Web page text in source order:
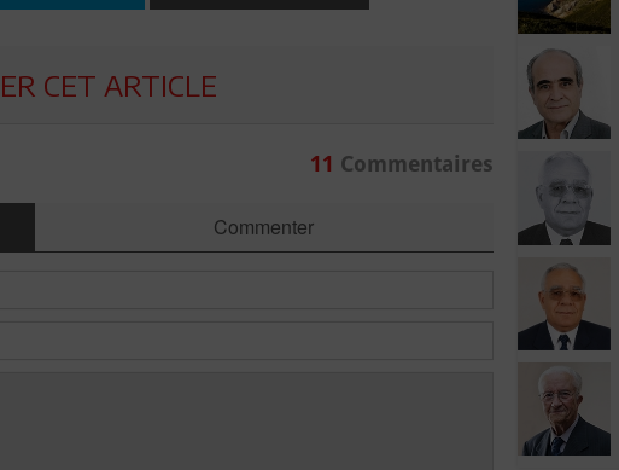
CET ARTICLE
11 Commentaires
Commenter